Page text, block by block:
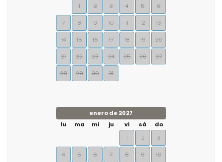
1
2 3 4 5 6
7 8 9 10 11 12 13
14 15 16 17 18 19 20
21 22 23 24 25 26 27
28 29 30 31
enero de 2027
lu
ma mi ju vi sá
do
1
2 3
4 5 6 7 8 9 10